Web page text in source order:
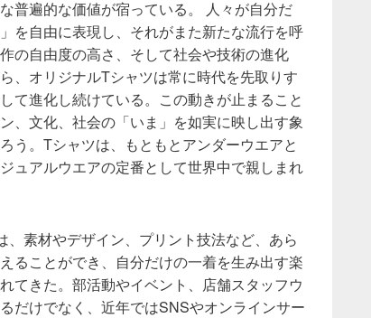
普遍的な価値が宿っている。 人々が自分だ
を自由に表現し、それがまた新たな流行を呼
の自由度の高さ、そして社会や技術の進化
、オリジナルTシャツは常に時代を先取りす
て進化し続けている。この動きが止まること
、文化、社会の「いま」を如実に映し出す象
う。Tシャツは、もともとアンダーウエアと
ュアルウエアの定番として世界中で親しまれ
、素材やデザイン、プリント技法など、あら
ることができ、自分だけの一着を生み出す楽
てきた。部活動やイベント、店舗スタッフウ
だけでなく、近年ではSNSやオンラインサー